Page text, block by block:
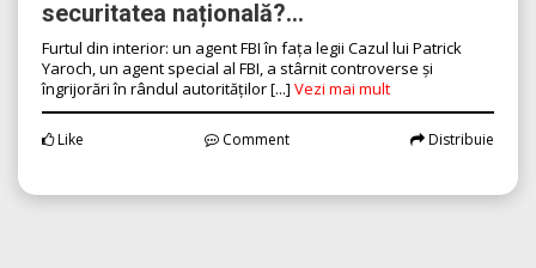
securitatea națională?...
Furtul din interior: un agent FBI în fața legii Cazul lui Patrick
Yaroch, un agent special al FBI, a stârnit controverse și
îngrijorări în rândul autorităților [...] Vezi mai mult
Like Comment Distribuie